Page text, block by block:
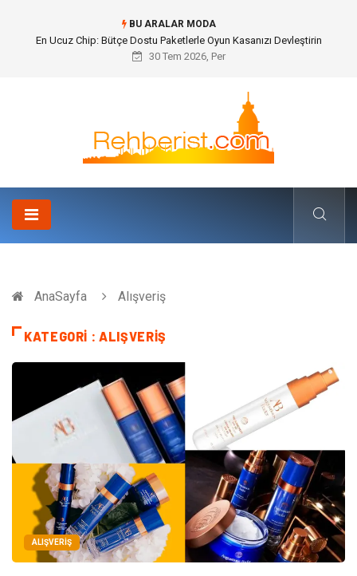
BU ARALAR MODA
Bohem Ev Dekoru Nedir?
30 Tem 2026, Per
AnaSayfa Alışveriş
KATEGORI : ALIŞVERIŞ
ALIŞVERIŞ